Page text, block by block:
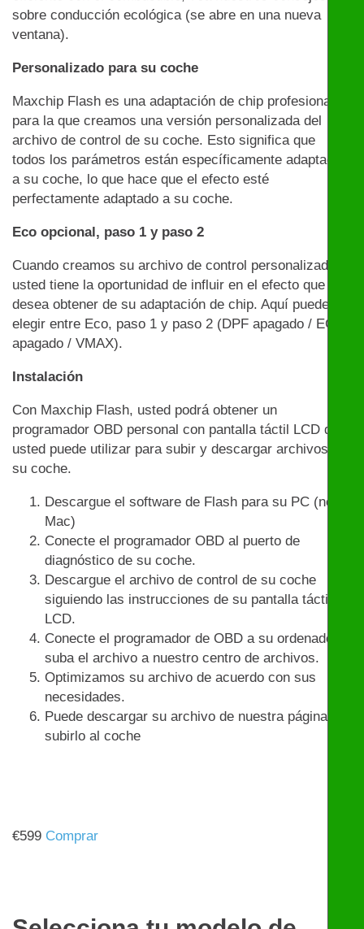
sobre conducción ecológica (se abre en una nueva
ventana).
Personalizado para su coche
Maxchip Flash es una adaptación de chip profesional
para la que creamos una versión personalizada del
archivo de control de su coche. Esto significa que
todos los parámetros están específicamente adaptados
a su coche, lo que hace que el efecto esté
perfectamente adaptado a su coche.
Eco opcional, paso 1 y paso 2
Cuando creamos su archivo de control personalizado,
usted tiene la oportunidad de influir en el efecto que
desea obtener de su adaptación de chip. Aquí puede
elegir entre Eco, paso 1 y paso 2 (DPF apagado / EGR
apagado / VMAX).
Instalación
Con Maxchip Flash, usted podrá obtener un
programador OBD personal con pantalla táctil LCD que
usted puede utilizar para subir y descargar archivos en
su coche.
Descargue el software de Flash para su PC (no
Mac)
Conecte el programador OBD al puerto de
diagnóstico de su coche.
Descargue el archivo de control de su coche
siguiendo las instrucciones de su pantalla táctil
LCD.
Conecte el programador de OBD a su ordenador y
suba el archivo a nuestro centro de archivos.
Optimizamos su archivo de acuerdo con sus
necesidades.
Puede descargar su archivo de nuestra página y
subirlo al coche
€599 Comprar